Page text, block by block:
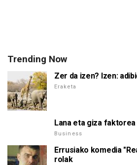
Trending Now
Zer da izen? Izen:
Eraketa
Lana eta giza faktorea
Business
Errusiako komedia
rolak